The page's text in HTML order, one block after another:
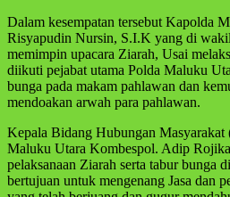
Dalam kesempatan tersebut Kapolda
Risyapudin Nursin, S.I.K yang di
memimpin upacara Ziarah, Usai
diikuti pejabat utama Polda Maluku
bunga pada makam pahlawan dan
mendoakan arwah para pahlawan.
Kepala Bidang Hubungan Masyarakat
Maluku Utara Kombespol. Adip
pelaksanaan Ziarah serta tabur bunga
bertujuan untuk mengenang Jasa dan